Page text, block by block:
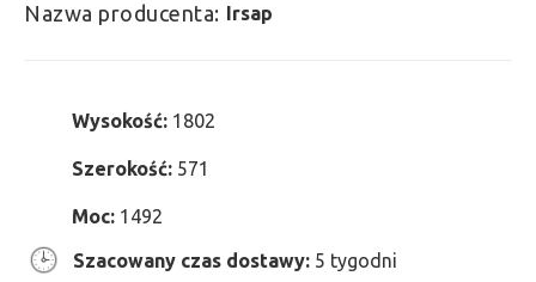
Nazwa producenta: Irsap
Wysokość: 1802
Szerokość: 571
Moc: 1492
Szacowany czas dostawy: 5 tygodni